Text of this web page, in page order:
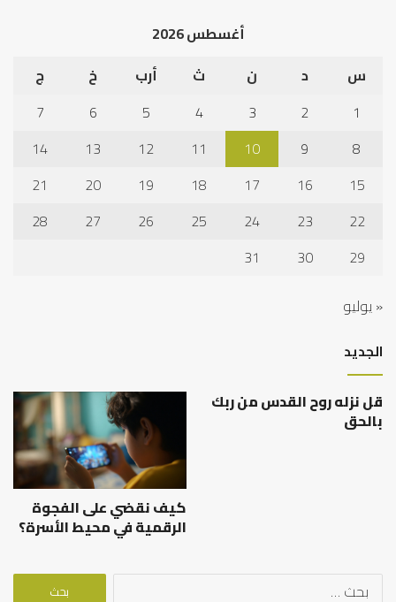
أغسطس 2026
س
د ن ث أرب خ
ج
1
2
3
4
5
6
7
8
9
10
11
12
13
14
15
16
17
18
19
20
21
22
23
24
25
26
27
28
29
30
31
« يوليو
الجديد
قل نزله روح القدس من ربك
بالحق
كيف نقضي على الفجوة
الرقمية في محيط الأسرة؟
البحث